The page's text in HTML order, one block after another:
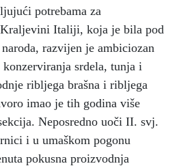
potrebama za
Italiji, koja je bila pod
razvijen je ambiciozan
srdela, tunja i
ribljega brašna i ribljega
imao je tih godina više
Neposredno uoči II. svj.
i u umaškom pogonu
pokusna proizvodnja